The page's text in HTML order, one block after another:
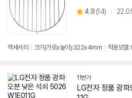
별
4.9 (상
14)
액세서리 / 크기(가로x높이):322x4mm / 적용모델
11번가
LG전자 정품 광파